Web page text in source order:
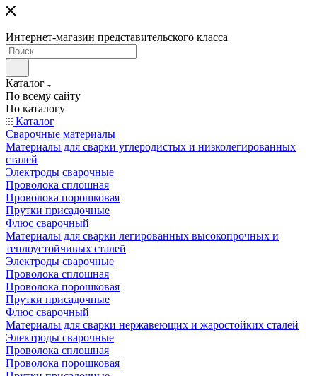
Интернет-магазин представительского класса
Каталог
По всему сайту
По каталогу
Каталог
Сварочные материалы
Материалы для сварки углеродистых и низколегированных
сталей
Электроды сварочные
Проволока сплошная
Проволока порошковая
Прутки присадочные
Флюс сварочный
Материалы для сварки легированных высокопрочных и
теплоустойчивых сталей
Электроды сварочные
Проволока сплошная
Проволока порошковая
Прутки присадочные
Флюс сварочный
Материалы для сварки нержавеющих и жаростойких сталей
Электроды сварочные
Проволока сплошная
Проволока порошковая